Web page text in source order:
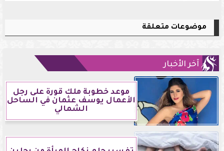
موضوعات متعلقة
آخر الأخبار
موعد خطوبة ملك قورة على رجل
الأعمال يوسف عثمان في الساحل
الشمالي